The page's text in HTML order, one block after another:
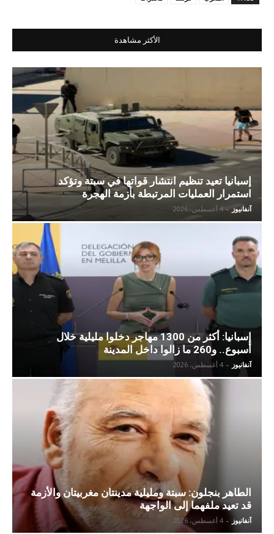
الأكثر مشاهدة
إسبانيا تعيد تنظيم انتشار قواتها في سبتة وتؤكد
استمرار العمليات المرتبطة بأزمة الهجرة
آنفانيوز - 4 أغسطس، 2026
إسبانيا: أكثر من 1300 مهاجر دخلوا مليلية خلال
أسبوع.. و260 ما زالوا داخل المدينة
آنفانيوز - 4 أغسطس، 2026
الطاهر بنجلون: سبتة ومليلية مدينتان مغربيتان والأزمة
قد تعيد ملفهما إلى الواجهة
آنفانيوز - 4 أغسطس، 2026